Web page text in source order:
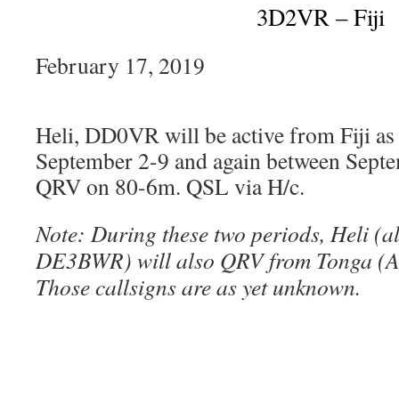
3D2VR – Fiji
February 17, 2019
Heli, DD0VR will be active from Fiji as
September 2-9 and again between
QRV on 80-6m. QSL via H/c.
Note: During these two periods, Heli
DE3BWR) will also QRV from Tonga
Those callsigns are as yet unknown.